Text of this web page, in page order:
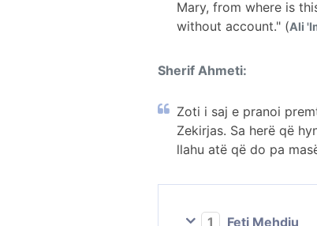
Mary, from where is
without account." (Ali
Sherif Ahmeti:
Zoti i saj e pranoi
Zekirjas. Sa herë që
llahu atë që do pa
1
Feti Mehdiu